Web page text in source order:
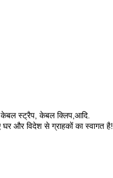
स्ट्रैप, केबल क्लिप,आदि.
और विदेश से ग्राहकों का स्वागत है!